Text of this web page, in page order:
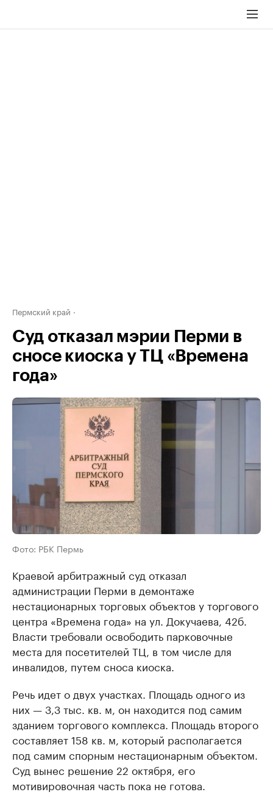
Пермский край
Суд отказал мэрии Перми в
сносе киоска у ТЦ «Времена
года»
Фото: РБК Пермь
Краевой арбитражный суд отказал
администрации Перми в демонтаже
нестационарных торговых объектов у торгового
центра «Времена года» на ул. Докучаева, 42б.
Власти требовали освободить парковочные
места для посетителей ТЦ, в том числе для
инвалидов, путем сноса киоска.
Речь идет о двух участках. Площадь одного из
них — 3,3 тыс. кв. м, он находится под самим
зданием торгового комплекса. Площадь второго
составляет 158 кв. м, который располагается
под самим спорным нестационарным объектом.
Суд вынес решение 22 октября, его
мотивировочная часть пока не готова.